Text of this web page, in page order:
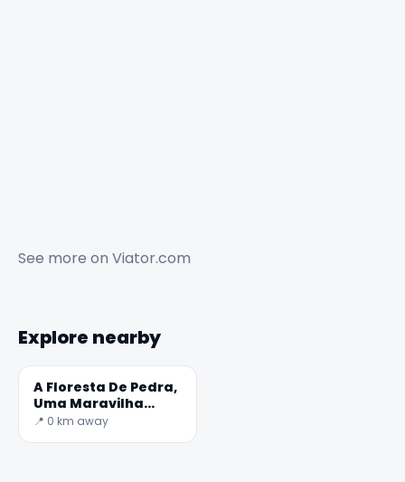
See more on Viator.com
Explore nearby
A Floresta De Pedra,
Uma Maravilha
Inesquecível
📍 0 km away